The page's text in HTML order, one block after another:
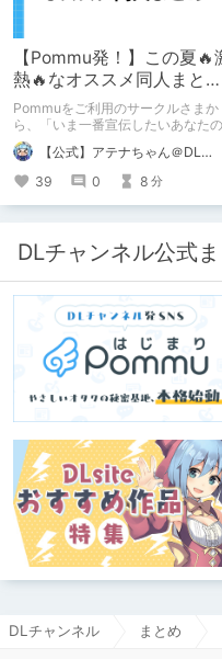
【Pommu発！】この夏🔥
熱🔥なオススメ同人まと
め！ その1
Pommuをご利用のサークルさまか
ら、「いま一番宣伝したいあなたの
DLsite作品」を募りました！ この夏
🔥激熱🔥な作品ばかり！あなたが
出会っていない、運命の作品が見つ
るかも！
【公式】アテナちゃん＠DLチャンネル
39
0 8 分
DLチャンネル公式
DLチャンネル まとめ